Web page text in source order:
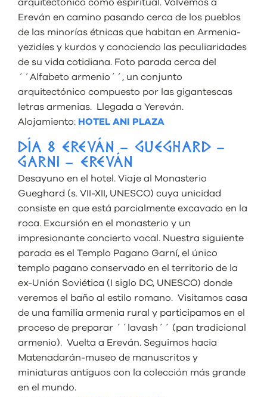
arquitectónico como espiritual. Volvemos a
Ereván en camino pasando cerca de los pueblos
de las minorías étnicas que habitan en Armenia-
yezidíes y kurdos y conociendo las peculiaridades
de su vida cotidiana. Foto parada cerca del
´´Alfabeto armenio´´, un conjunto
arquitectónico compuesto por las gigantescas
letras armenias. Llegada a Yereván.
Alojamiento: HOTEL ANI PLAZA
DÍA 8 EREVÁN – GUEGHARD –
GARNI – EREVÁN
Desayuno en el hotel. Viaje al Monasterio
Gueghard (s. VII-XII, UNESCO) cuya unicidad
consiste en que está parcialmente excavado en la
roca. Excursión en el monasterio y un
impresionante concierto vocal. Nuestra siguiente
parada es el Templo Pagano Garní, el único
templo pagano conservado en el territorio de la
ex-Unión Soviética (I siglo DC, UNESCO) donde
veremos el baño al estilo romano. Visitamos casa
de una familia armenia rural y participamos en el
proceso de preparar ´´lavash´´ (pan tradicional
armenio). Vuelta a Ereván. Seguimos hacia
Matenadarán-museo de manuscritos y
miniaturas antiguos con la colección más grande
en el mundo.